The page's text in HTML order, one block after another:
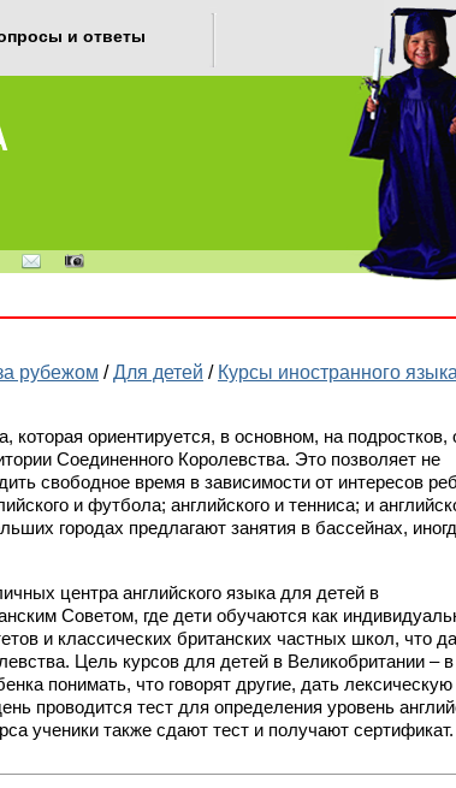
и ответы
рубежом /Для детей / Курсы иностранного
которая ориентируется, в основном, на подростков,
Соединенного Королевства. Это позволяет не
свободное время в зависимости от интересов
и футбола; английского и тенниса; и
городах предлагают занятия в бассейнах,
центра английского языка для детей в
Советом, где дети обучаются как
и классических британских частных школ, что
Цель курсов для детей в Великобритании –
понимать, что говорят другие, дать
проводится тест для определения уровень
ученики также сдают тест и получают сертификат.